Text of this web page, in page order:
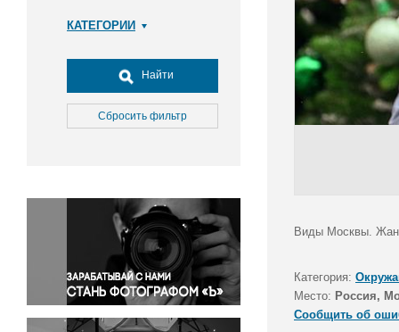
КАТЕГОРИИ
Досуг, туризм и отдых
Культура
Медицина
Окружающая среда
Политика
Правосудие
Происшествия и конфликты
Религия
Светская жизнь
Найти
Сбросить фильтр
Виды Москвы.
Категория:
Место: Россия,
Сообщить об